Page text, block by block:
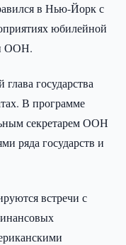
в Нью-Йорк с
юбилейной
ООН.
государства
В программе
секретарем ООН
ряда государств и
встречи с